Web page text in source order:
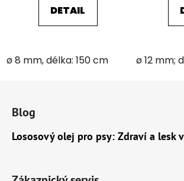
DETAIL
ø 8 mm, délka: 150 cm ø 12 mm;
Blog
Lososový olej pro psy: Zdraví a lesk